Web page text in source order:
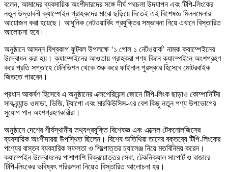
বলেন, আমাদের ব্যবসায়িক অংশীদারদের সঙ্গে দীর্ঘ পথচলা উদযাপন এবং টিপি-লিংকের
নতুন উদ্ভাবনী ক্যাম্পেইন গ্রাহকদের মাঝে ছড়িয়ে দিতেই এই বিশেষজ্ঞ মিলনমেলার
আয়োজন করা হয়েছে। আধুনিক নেটওয়ার্কিং প্রযুক্তির সম্ভাবনা নিয়ে এখানে বিস্তারিত
আলোচনা হবে।
অনুষ্ঠানে আসন্ন বিশ্বকাপ ফুটবল উপলক্ষে ‘১ গোল ১ নেটওয়ার্ক’ নামক ক্যাম্পেইনের
উদ্বোধন করা হয়। ক্যাম্পেইনের আওতায় গ্রাহকরা পণ্য কিনে ক্যাম্পেইনে অংশগ্রহণ
করে প্রতি সপ্তাহে টেলিভিশন থেকে শুরু করে ফাইনাল পুরস্কার হিসেবে মোটরবাইক
জিততে পারবেন।
প্রধান আকর্ষণ হিসেবে এ অনুষ্ঠানের এক্সপেরিয়েন্স জোনে টিপি-লিংক ছাড়াও কোম্পানিটির
সাব-ব্র্যান্ড ওমাডা, ভিজি, ট্যাপো এবং মারকিউসিস-এর বেশ কিছু নতুন পণ্য উপভোগের
সুযোগ পান অংশগ্রহণকারীরা।
অনুষ্ঠানে দেশের শীর্ষস্থানীয় তথ্যপ্রযুক্তি বিশেষজ্ঞ এবং এক্সেল টেকনোলজিসের
ব্যবসায়িক অংশীদাররা উপস্থিত ছিলেন। বিশেষ অতিথিরা তাদের বক্তব্যে টিপি-লিংকের
পণ্যের বাস্তব ব্যবহারিক সফলতা ও শিল্পোত্তর চ্যালেঞ্জ নিয়ে মতবিনিময় করেন।
ক্যাম্পেইন উদ্বোধনের পাশাপাশি বিক্রয়োত্তর সেবা, টেকনিক্যাল সাপোর্ট ও বাজারে
টিপি-লিংকের ভবিষ্যৎ পরিকল্পনা নিয়েও বিস্তারিত আলোচনা হয়।